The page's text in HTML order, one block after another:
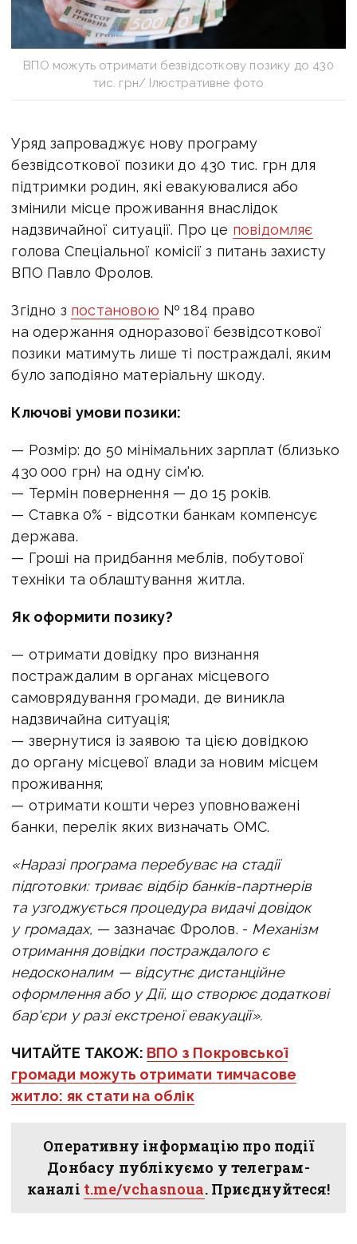
ВПО можуть отримати безвідсоткову позику до 430
тис. грн/ Ілюстративне фото
Уряд запроваджує нову програму
безвідсоткової позики до 430 тис. грн для
підтримки родин, які евакуювалися або
змінили місце проживання внаслідок
надзвичайної ситуації. Про це повідомляє
голова Спеціальної комісії з питань захисту
ВПО Павло Фролов.
Згідно з постановою № 184 право
на одержання одноразової безвідсоткової
позики матимуть лише ті постраждалі, яким
було заподіяно матеріальну шкоду.
Ключові умови позики:
— Розмір: до 50 мінімальних зарплат (близько
430 000 грн) на одну сім'ю.
— Термін повернення — до 15 років.
— Ставка 0% - відсотки банкам компенсує
держава.
— Гроші на придбання меблів, побутової
техніки та облаштування житла.
Як оформити позику?
— отримати довідку про визнання
постраждалим в органах місцевого
самоврядування громади, де виникла
надзвичайна ситуація;
— звернутися із заявою та цією довідкою
до органу місцевої влади за новим місцем
проживання;
— отримати кошти через уповноважені
банки, перелік яких визначать ОМС.
«Наразі програма перебуває на стадії
підготовки: триває відбір банків-партнерів
та узгоджується процедура видачі довідок
у громадах, — зазначає Фролов. - Механізм
отримання довідки постраждалого є
недосконалим — відсутнє дистанційне
оформлення або у Дії, що створює додаткові
бар'єри у разі екстреної евакуації».
ЧИТАЙТЕ ТАКОЖ: ВПО з Покровської
громади можуть отримати тимчасове
житло: як стати на облік
Оперативну інформацію про події
Донбасу публікуємо у телеграм-
каналі t.me/vchasnoua. Приєднуйтеся!